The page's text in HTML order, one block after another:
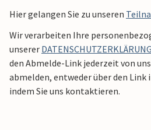
Hier gelangen Sie zu unseren
Wir verarbeiten Ihre
unserer DATENSCHUTZERKLÄRUNG
den Abmelde-Link jederzeit von
abmelden, entweder über den Link
indem Sie uns kontaktieren.